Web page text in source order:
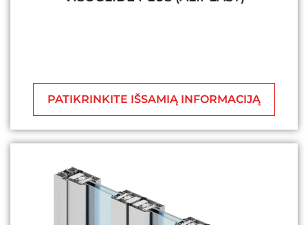
PATIKRINKITE IŠSAMIĄ INFORMACIJĄ